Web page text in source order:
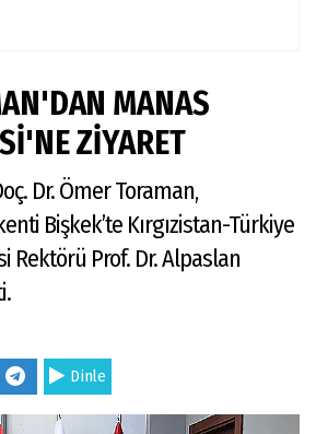
MANAS
ZİYARET
Dr. Ömer Toraman,
Bişkek’te Kırgızistan-Türkiye
Rektörü Prof. Dr. Alpaslan
Dinle